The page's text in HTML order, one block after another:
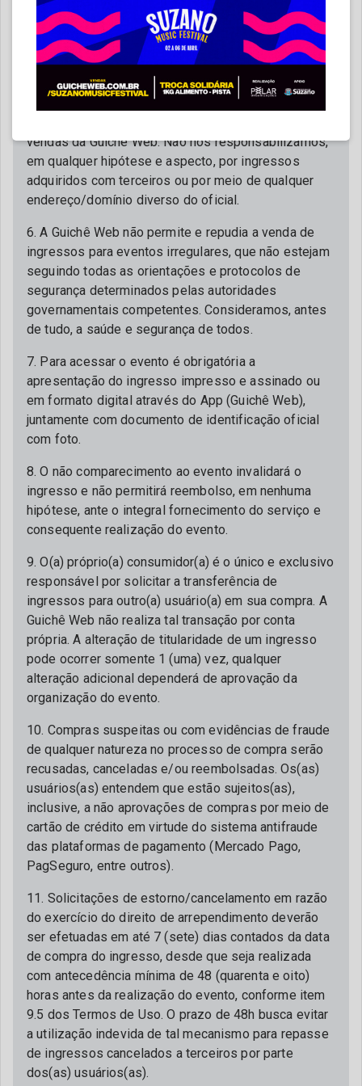
documentos necessários para sua realização (alvará
de autorização, licença de funcionamento, divulgação
e cumprimento de protocolos de políticas sanitárias,
5. Nosso site (www.guicheweb.com.br) e nosso App
vendas da Guichê Web. Não nos responsabilizamos,
em qualquer hipótese e aspecto, por ingressos
adquiridos com terceiros ou por meio de qualquer
endereço/domínio diverso do oficial.
6. A Guichê Web não permite e repudia a venda de
ingressos para eventos irregulares, que não estejam
seguindo todas as orientações e protocolos de
segurança determinados pelas autoridades
governamentais competentes. Consideramos, antes
de tudo, a saúde e segurança de todos.
7. Para acessar o evento é obrigatória a
apresentação do ingresso impresso e assinado ou
em formato digital através do App (Guichê Web),
juntamente com documento de identificação oficial
com foto.
8. O não comparecimento ao evento invalidará o
ingresso e não permitirá reembolso, em nenhuma
hipótese, ante o integral fornecimento do serviço e
consequente realização do evento.
9. O(a) próprio(a) consumidor(a) é o único e exclusivo
responsável por solicitar a transferência de
ingressos para outro(a) usuário(a) em sua compra. A
Guichê Web não realiza tal transação por conta
própria. A alteração de titularidade de um ingresso
pode ocorrer somente 1 (uma) vez, qualquer
alteração adicional dependerá de aprovação da
organização do evento.
10. Compras suspeitas ou com evidências de fraude
de qualquer natureza no processo de compra serão
recusadas, canceladas e/ou reembolsadas. Os(as)
usuários(as) entendem que estão sujeitos(as),
inclusive, a não aprovações de compras por meio de
cartão de crédito em virtude do sistema antifraude
das plataformas de pagamento (Mercado Pago,
PagSeguro, entre outros).
11. Solicitações de estorno/cancelamento em razão
do exercício do direito de arrependimento deverão
ser efetuadas em até 7 (sete) dias contados da data
de compra do ingresso, desde que seja realizada
com antecedência mínima de 48 (quarenta e oito)
horas antes da realização do evento, conforme item
9.5 dos Termos de Uso. O prazo de 48h busca evitar
a utilização indevida de tal mecanismo para repasse
de ingressos cancelados a terceiros por parte
dos(as) usuários(as).